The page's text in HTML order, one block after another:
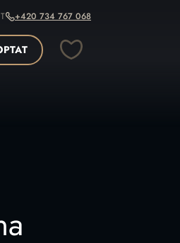
+420 734 767 068